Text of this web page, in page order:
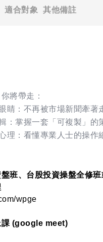
適合對象 其他備註
將帶走：
睛：不再被市場新聞牽著
：掌握一套「可複製」的
理：看懂專業人士的操作
班、台股投資操盤全修
wpge
課 (google meet)